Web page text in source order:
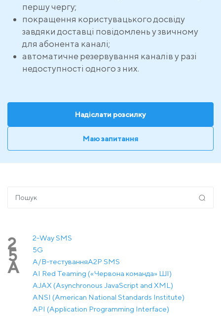
першу чергу;
покращення користувацького досвіду
завдяки доставці повідомлень у звичному
для абонента каналі;
автоматичне резервування каналів у разі
недоступності одного з них.
Надіслати розсилку
Маю запитання
2 2-Way SMS
5 5G
A A/B-тестуванняA2P SMS
AI Red Teaming («Червона команда» ШІ)
AJAX (Asynchronous JavaScript and XML)
ANSI (American National Standards Institute)
API (Application Programming Interface)